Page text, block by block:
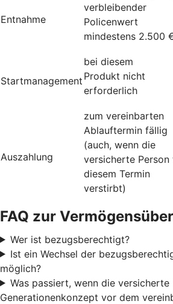
Entnahme
verbleibender
Policenwert
mindestens 2.500
Startmanagement
bei diesem
Produkt nicht
erforderlich
Auszahlung
zum vereinbarten
Ablauftermin fällig
(auch, wenn die
versicherte Person
diesem Termin
verstirbt)
FAQ zur
Wer ist bezugsberechtigt?
Ist ein Wechsel der
möglich?
Was passiert, wenn die versicherte
Generationenkonzept vor dem